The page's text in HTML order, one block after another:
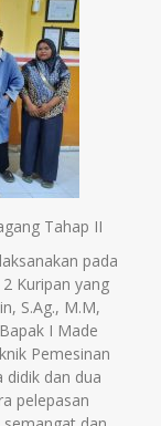
Tahap II
pada
Kuripan yang
S.Ag., M.M,
I Made
Pemesinan
didik dan dua
pelepasan